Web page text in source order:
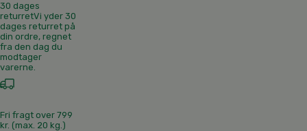
30 dages
returretVi yder 30
dages returret på
din ordre, regnet
fra den dag du
modtager
varerne.
Fri fragt over 799
kr. (max. 20 kg.)